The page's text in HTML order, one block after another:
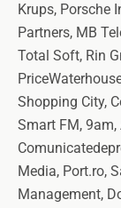
Krups, Porsche
Partners, MB
Total Soft, Rin
Shopping City,
Smart FM, 9am,
Media, Port.ro,
Management,